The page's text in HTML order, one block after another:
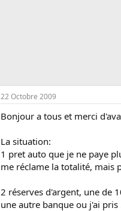
22 Octobre 2009
Bonjour a tous et merci
La situation:
1 pret auto que je ne paye
me réclame la totalité, mais
2 réserves d'argent, une de
une autre banque ou j'ai